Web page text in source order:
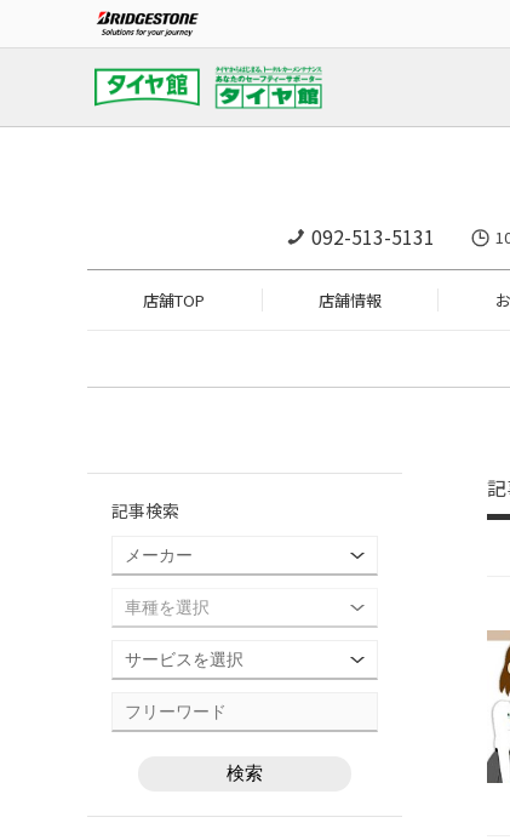
092-513-5131
店舗TOP 店舗情報
記事検索